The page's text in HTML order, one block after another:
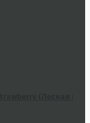
(Лесная